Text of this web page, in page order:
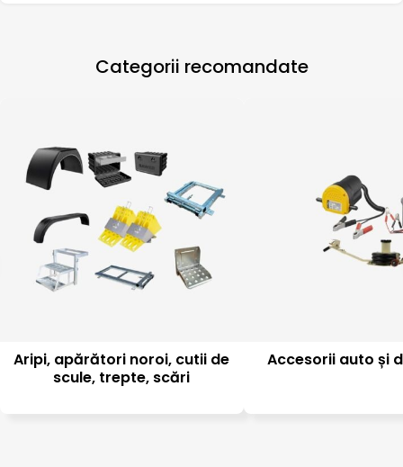
Categorii recomandate
Aripi, apărători noroi, cutii de
scule, trepte, scări
Accesorii auto și